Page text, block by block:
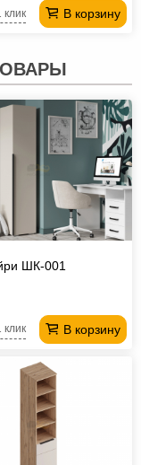
В корзину
клик
ШК-001
В корзину
клик